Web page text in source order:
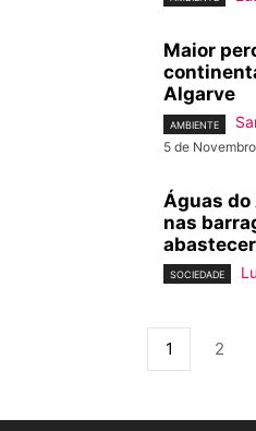
Maior
Algarve
AMBIENTE
5 de
Águas do
nas
SOCIEDADE
1 2